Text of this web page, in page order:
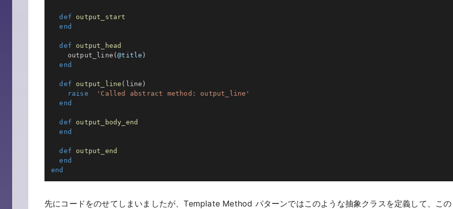
def
output_start
end
def
output_head
    output_line
(@title )
end
def output_line ( line )
raise
'Called abstract method: output_line'
end
def
output_body_end
end
def
output_end
end
end
先にコードをのせてしまいましたが、Template Method パターンではこのような抽象クラスを定義して、この